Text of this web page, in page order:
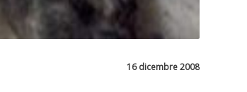
16 dicembre 2008